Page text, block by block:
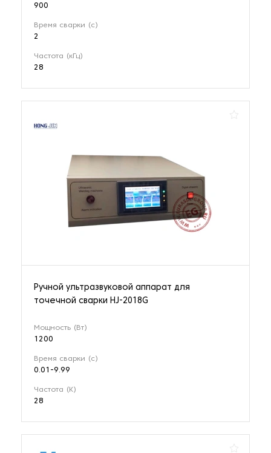
900
Время сварки (с)
2
Частота (кГц)
28
Ручной ультразвуковой аппарат для
точечной сварки HJ-2018G
Мощность (Вт)
1200
Время сварки (с)
0.01-9.99
Частота (К)
28